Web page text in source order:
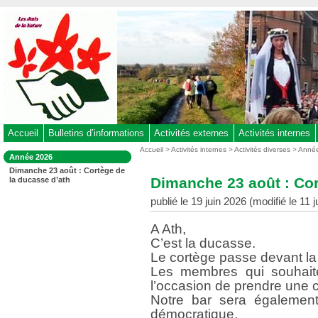
au
contenu
-
Aller
au
menu
-
à
la
Accueil Bulletins d’informations Activités externes Activités internes
Dans
la
rubrique
:
Année 2026
Dimanche 23 août : Cortège de
la ducasse d’ath
Vous
Accueil >Activités internes >Activités diverses >
Dimanche 23 août :
publié le 19 juin 2026 (modifié le 11
A Ath,
C’est la ducasse.
Le cortège passe devant
Les membres qui
l’occasion de prendre une
Notre bar sera
démocratique.